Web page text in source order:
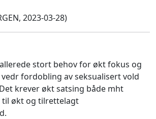
2023-03-28)
stort behov for økt fokus og
fordobling av seksualisert vold
krever økt satsing både mht
økt og tilrettelagt